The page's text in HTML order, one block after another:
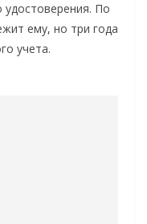
удостоверения. По
ему, но три года
учета.